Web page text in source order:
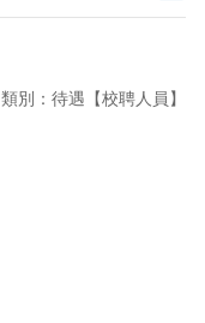
類別：待遇【校聘人員】